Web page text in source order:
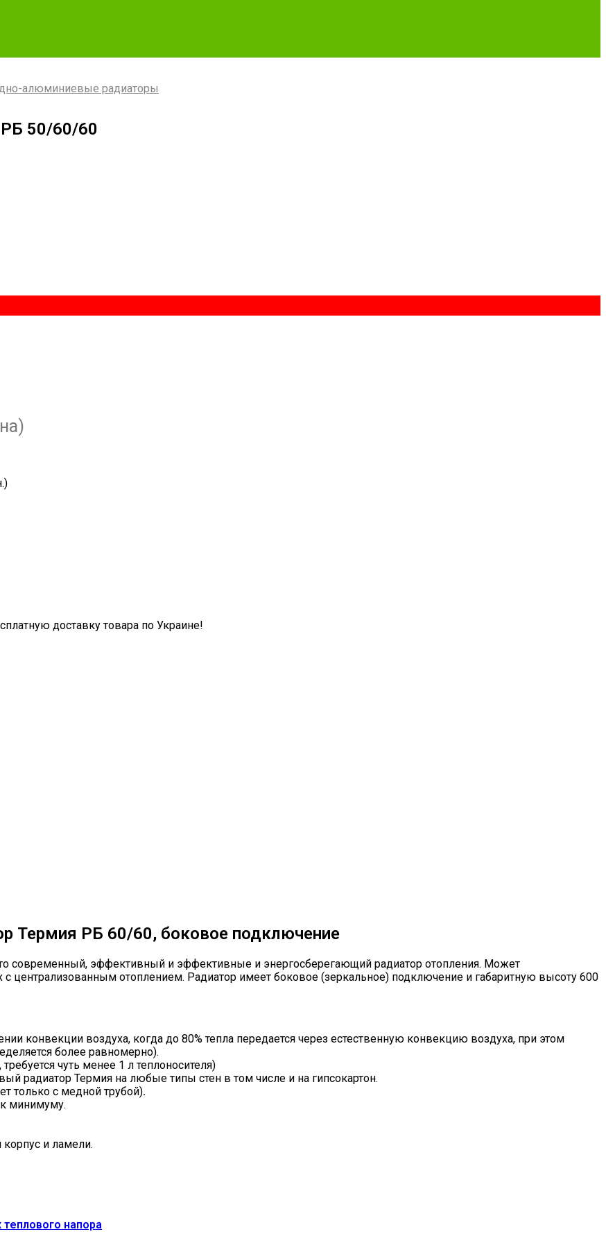
алюминиевые радиаторы
50/60/60
доставку товара по Украине!
Термия РБ 60/60, боковое подключение
современный, эффективный и эффективные и энергосберегающий радиатор отопления. Может
централизованным отоплением. Радиатор имеет боковое (зеркальное) подключение и габаритную высоту 600
конвекции воздуха, когда до 80% тепла передается через естественную конвекцию воздуха, при этом
более равномерно).
чуть менее 1 л теплоносителя)
радиатор Термия на любые типы стен в том числе и на гипсокартон.
только с медной трубой).
к минимуму.
и ламели.
напора